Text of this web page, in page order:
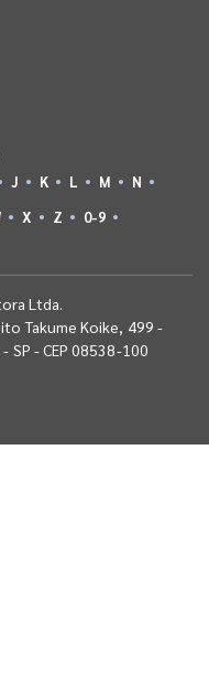
J K L M
N
X Z 0-9
Ltda.
Takume Koike, 499 -
SP - CEP 08538-100